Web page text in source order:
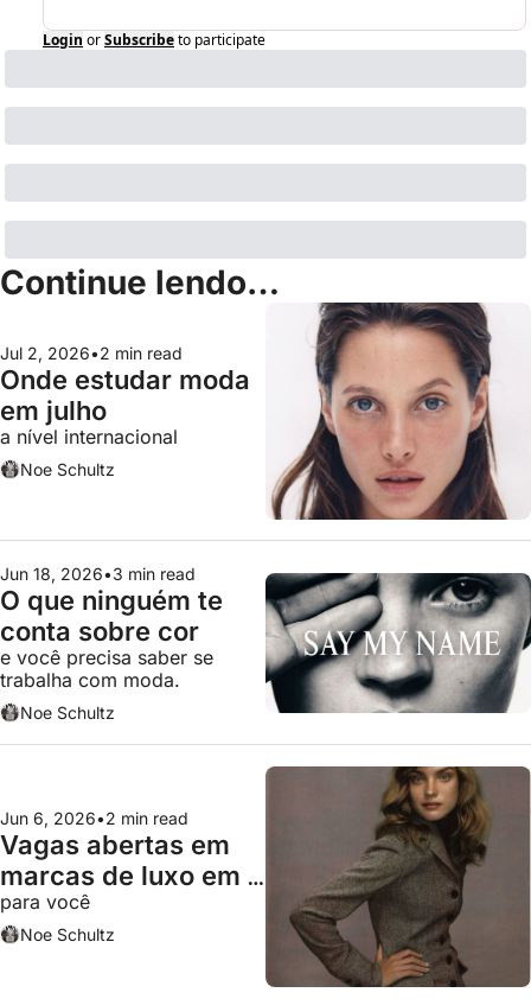
Login orSubscribeto participate
Continue lendo…
Jul 2, 2026•2 min read
Onde estudar moda
em julho
a nível internacional
Noe Schultz
Jun 18, 2026•3 min read
O que ninguém te
conta sobre cor
e você precisa saber se
trabalha com moda.
Noe Schultz
Jun 6, 2026•2 min read
Vagas abertas em
marcas de luxo em
junho
para você
Noe Schultz